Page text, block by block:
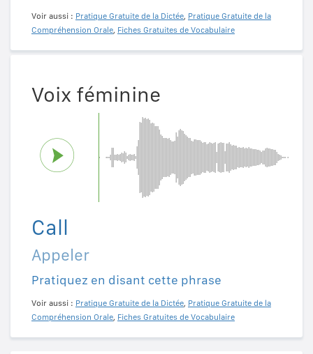
Voir aussi : Pratique Gratuite de la Dictée, Pratique Gratuite de la
Compréhension Orale, Fiches Gratuites de Vocabulaire
Voix féminine
Call
Appeler
Pratiquez en disant cette phrase
Voir aussi : Pratique Gratuite de la Dictée, Pratique Gratuite de la
Compréhension Orale, Fiches Gratuites de Vocabulaire